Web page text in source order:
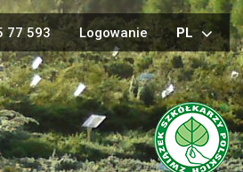
77 593 Logowanie PL